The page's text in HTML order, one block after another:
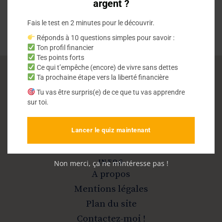
Vivre sans dettes
Sortir de la dette et devenir libre
INFOS
A propos
Mentions légales
Plan du site
Contactez-moi !
argent ?
Fais le test en 2 minutes pour le découvrir.
Réponds à 10 questions simples pour savoir :
Ton profil financier
Tes points forts
Ce qui t’empêche (encore) de vivre sans dettes
Ta prochaine étape vers la liberté financière
Tu vas être surpris(e) de ce que tu vas apprendre
sur toi.
Lancer le quiz maintenant
Non merci, ça ne m’intéresse pas !